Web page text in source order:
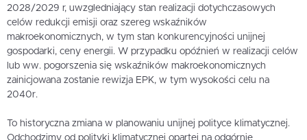
2028/2029 r, uwzgledniający stan realizacji dotychczasowych
celów redukcji emisji oraz szereg wskaźników
makroekonomicznych, w tym stan konkurencyjności unijnej
gospodarki, ceny energii. W przypadku opóźnień w realizacji celów
lub ww. pogorszenia się wskaźników makroekonomicznych
zainicjowana zostanie rewizja EPK, w tym wysokości celu na
2040r.
To historyczna zmiana w planowaniu unijnej polityce klimatycznej.